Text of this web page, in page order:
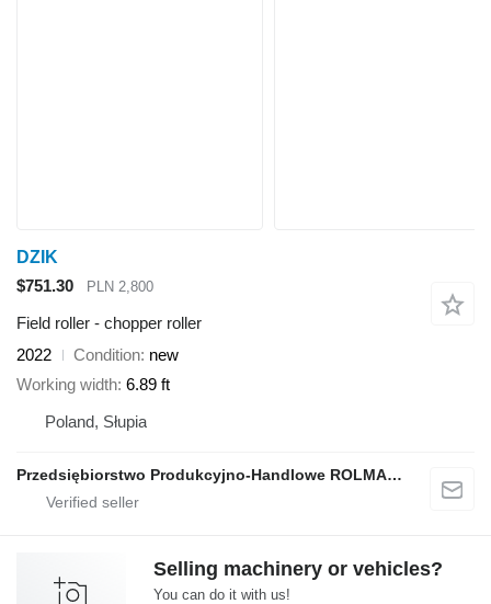
DZIK
$751.30
PLN 2,800
Field roller - chopper roller
2022
Condition new
Working width 6.89 ft
Poland, Słupia
Przedsiębiorstwo Produkcyjno-Handlowe ROLMAPOL Marcin Dziekan
Selling machinery or vehicles?
You can do it with us!